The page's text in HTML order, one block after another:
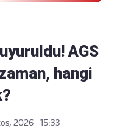
AGS
hangi
2026 - 15:33